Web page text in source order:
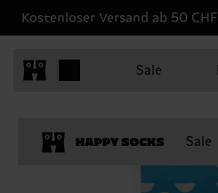
Kostenloser Versand ab 50 CHF
Sale
Sale